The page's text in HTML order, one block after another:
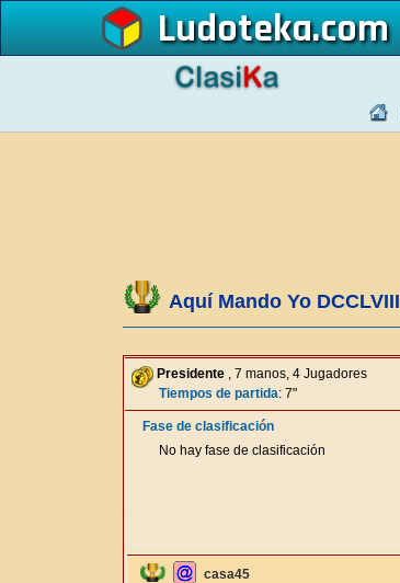
Ludoteka
Aquí Mando Yo DCCLVIII
Presidente , 7 manos, 4 Jugadores
Tiempos de partida: 7"
Fase de clasificación
No hay fase de clasificación
casa45